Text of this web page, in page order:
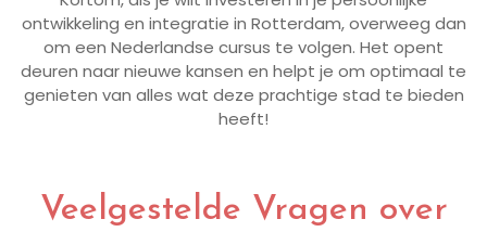
ontwikkeling en integratie in Rotterdam, overweeg dan
om een Nederlandse cursus te volgen. Het opent
deuren naar nieuwe kansen en helpt je om optimaal te
genieten van alles wat deze prachtige stad te bieden
heeft!
Veelgestelde Vragen over